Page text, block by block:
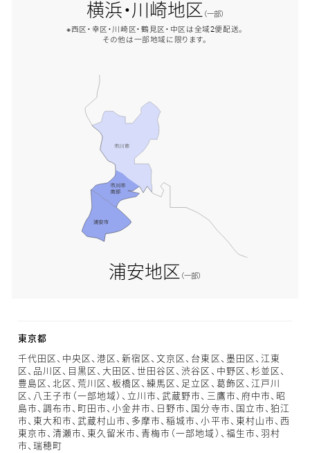
横浜・川崎地区 （一部）
※西区・幸区・川崎区・鶴見区・中区は全域2便配送。
その他は一部地域に限ります。
浦安地区 （一部）
東京都
千代田区、中央区、港区、新宿区、文京区、台東区、墨田区、江東
区、品川区、目黒区、大田区、世田谷区、渋谷区、中野区、杉並区、
豊島区、北区、荒川区、板橋区、練馬区、足立区、葛飾区、江戸川
区、八王子市（一部地域）、立川市、武蔵野市、三鷹市、府中市、昭
島市、調布市、町田市、小金井市、日野市、国分寺市、国立市、狛江
市、東大和市、武蔵村山市、多摩市、稲城市、小平市、東村山市、西
東京市、清瀬市、東久留米市、青梅市（一部地域）、福生市、羽村
市、瑞穂町